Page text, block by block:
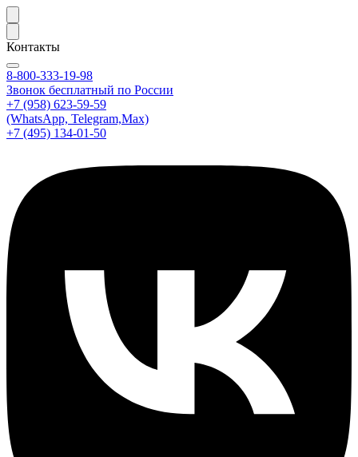
Контакты
8-800-333-19-98
Звонок бесплатный по России
+7 (958) 623-59-59
(WhatsApp, Telegram,Max)
+7 (495) 134-01-50